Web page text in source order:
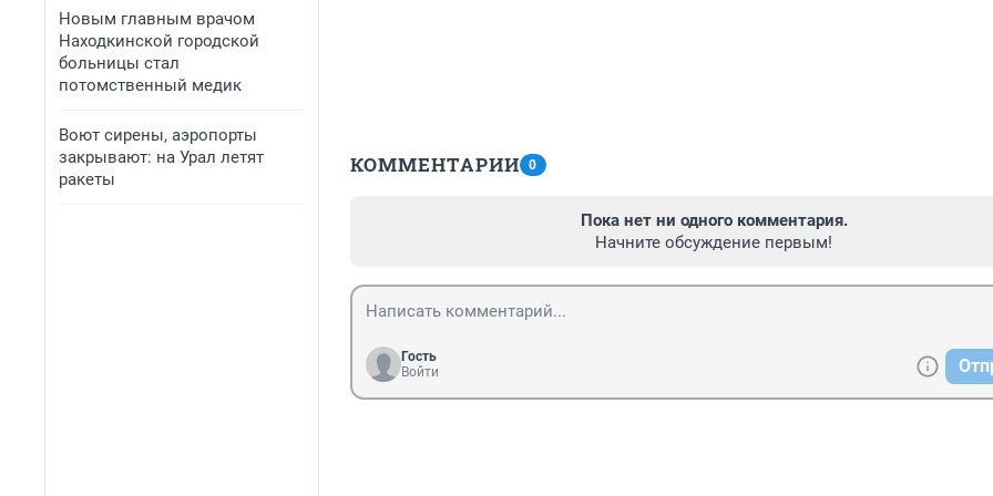
Новым главным врачом
Находкинской городской
больницы стал
потомственный медик
Воют сирены, аэропорты
закрывают: на Урал летят
ракеты
КОММЕНТАРИИ 0
Пока нет ни одного комментария.
Начните обсуждение первым!
Гость
Войти